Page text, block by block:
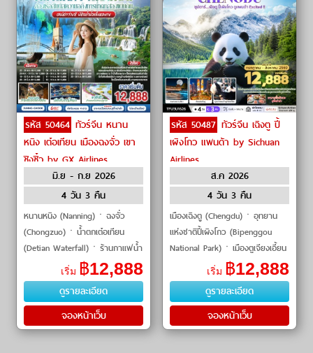
รหัส 50464 ทัวร์จีน หนาน
หนิง เต๋อเทียน เมืองฉงจั่ว เขา
ชิงซิ๋ว by GX Airlines
มิ.ย - ก.ย 2026
4 วัน 3 คืน
หนานหนิง (Nanning)ㆍฉงจั่ว
(Chongzuo)ㆍน้ำตกเต๋อเทียน
(Detian Waterfall)ㆍร้านกาแฟน้ำ
ตกเต๋อเทียน (Detian Waterfall
Café)ㆍถ้ำน้ำแข็งหลงกง
(Longgong Ice Cave)ㆍเ�
เริ่ม ฿12,888
ดูรายละเอียด
จองหน้าเว็บ
รหัส 50487 ทัวร์จีน เฉิงตู ปี้
เผิงโกว แพนด้า by Sichuan
Airlines
ส.ค 2026
4 วัน 3 คืน
เมืองเฉิงตู (Chengdu)ㆍอุทยาน
แห่งชาติปี้เผิงโกว (Bipenggou
National Park)ㆍเมืองตูเจียงเอี้ยน
(Dujiangyan)ㆍสะพานหนานเฉียว
(Nanqiao Bridge)ㆍหุบเขาแ
เริ่ม ฿12,888
ดูรายละเอียด
จองหน้าเว็บ